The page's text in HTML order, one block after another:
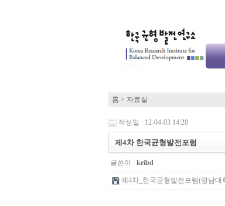
홈 > 자료실
작성일 : 12-04-03 14:28
제4차 한국균형발전포럼
글쓴이 : kribd
제4차_한국균형발전포럼(영남대